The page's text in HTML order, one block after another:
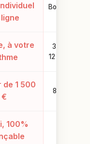
Bootcamp
à votre
3 mois
12 mois
de 1 500
€
8 000-12
100%